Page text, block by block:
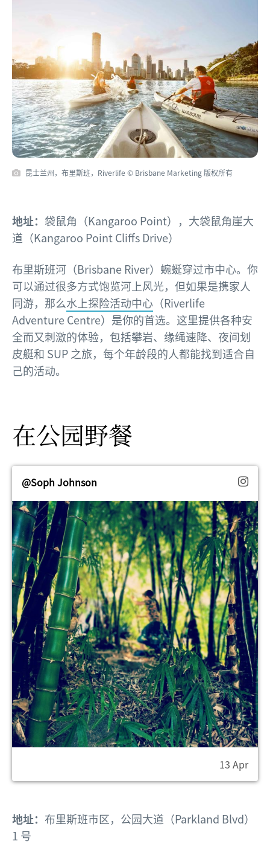
昆士兰州，布里斯班，Riverlife © Brisbane Marketing 版权所有
地址： 袋鼠角（Kangaroo Point），大袋鼠角崖大
道（Kangaroo Point Cliffs Drive）
布里斯班河（Brisbane River）蜿蜒穿过市中心。你
可以通过很多方式饱览河上风光，但如果是携家人
同游，那么水上探险活动中心 （Riverlife
Adventure Centre）是你的首选。这里提供各种安
全而又刺激的体验，包括攀岩、缘绳速降、夜间划
皮艇和 SUP 之旅，每个年龄段的人都能找到适合自
己的活动。
在公园野餐
@Soph Johnson
13 Apr
地址： 布里斯班市区，公园大道（Parkland Blvd）
1 号